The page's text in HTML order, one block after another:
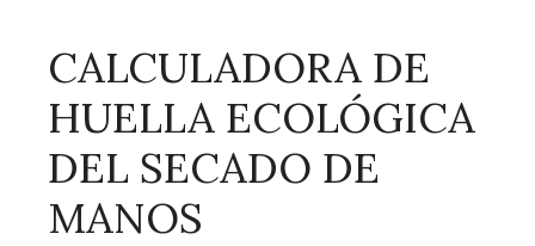
CALCULADORA DE
HUELLA ECOLÓGICA
DEL SECADO DE
MANOS